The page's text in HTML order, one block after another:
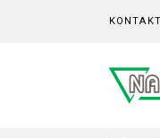
KONTAKT